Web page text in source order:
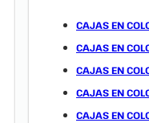
CAJAS EN
CAJAS EN
CAJAS EN
CAJAS EN
CAJAS EN